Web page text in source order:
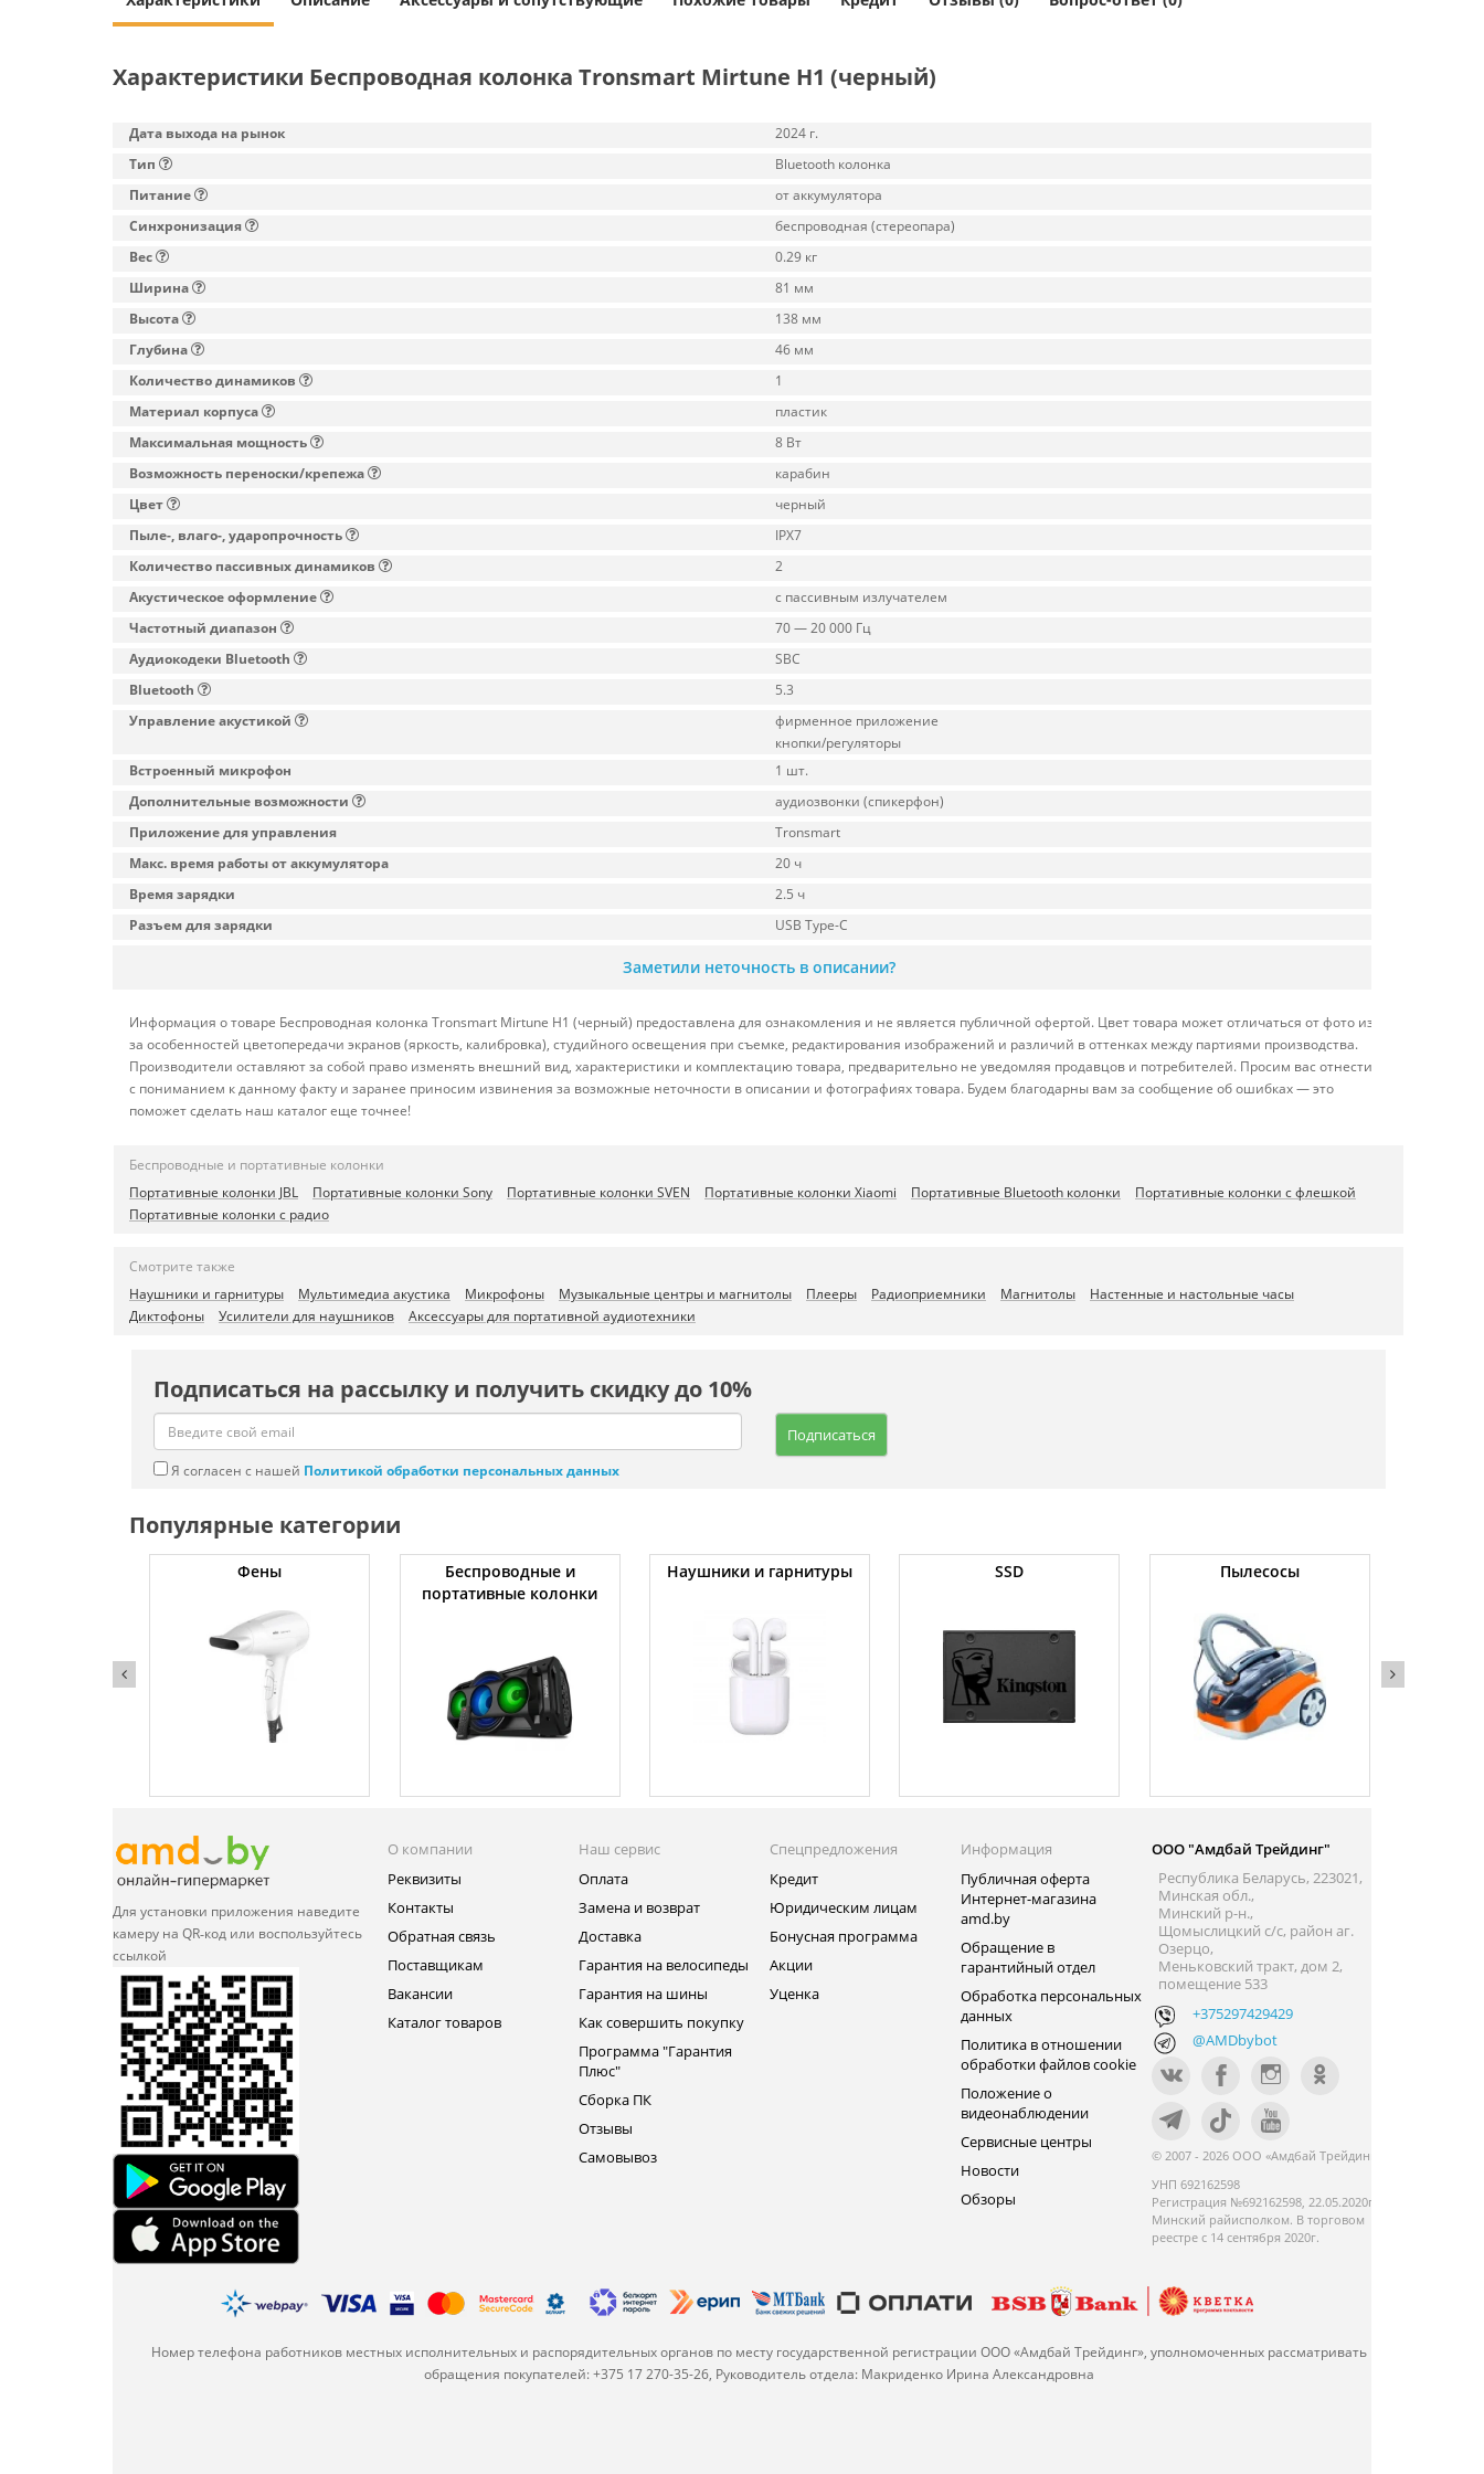
Характеристики Беспроводная колонка Tronsmart Mirtune H1 (черный)
Дата выхода на рынок
2024 г.
Тип
Bluetooth колонка
Питание
от аккумулятора
Синхронизация
беспроводная (стереопара)
Вес
0.29 кг
Ширина
81 мм
Высота
138 мм
Глубина
46 мм
Количество динамиков
1
Материал корпуса
пластик
Максимальная мощность
8 Вт
Возможность переноски/крепежа
карабин
Цвет
черный
Пыле-, влаго-, ударопрочность
IPX7
Количество пассивных динамиков
2
Акустическое оформление
с пассивным излучателем
Частотный диапазон
70 — 20 000 Гц
Аудиокодеки Bluetooth
SBC
Bluetooth
5.3
Управление акустикой
фирменное приложение
кнопки/регуляторы
Встроенный микрофон
1 шт.
Дополнительные возможности
аудиозвонки (спикерфон)
Приложение для управления
Tronsmart
Макс. время работы от аккумулятора
20 ч
Время зарядки
2.5 ч
Разъем для зарядки
USB Type-C
Заметили неточность в описании?
Информация о товаре Беспроводная колонка Tronsmart Mirtune H1 (черный) предоставлена для ознакомления и не является публичной офертой. Цвет товара может отличаться от фото из-
за особенностей цветопередачи экранов (яркость, калибровка), студийного освещения при съемке, редактирования изображений и различий в оттенках между партиями производства.
Производители оставляют за собой право изменять внешний вид, характеристики и комплектацию товара, предварительно не уведомляя продавцов и потребителей. Просим вас отнестись
с пониманием к данному факту и заранее приносим извинения за возможные неточности в описании и фотографиях товара. Будем благодарны вам за сообщение об ошибках — это
поможет сделать наш каталог еще точнее!
Беспроводные и портативные колонки
Портативные колонки JBL
Портативные колонки Sony Портативные колонки SVEN Портативные колонки Xiaomi Портативные Bluetooth колонки
Портативные колонки с флешкой
Портативные колонки с радио
Смотрите также
Наушники и гарнитуры
Мультимедиа акустика Микрофоны Музыкальные центры и магнитолы Плееры Радиоприемники Магнитолы
Настенные и настольные часы
Диктофоны
Усилители для наушников Аксессуары для портативной аудиотехники
Подписаться на рассылку и получить скидку до 10%
Подписаться
Я согласен с нашей Политикой обработки персональных данных
Популярные категории
Фены
Беспроводные и
портативные колонки
Наушники и гарнитуры SSD Пылесосы
Для установки приложения наведите
камеру на QR‑код или воспользуйтесь
ссылкой
О компании
Реквизиты
Контакты
Обратная связь
Поставщикам
Вакансии
Каталог товаров
Наш сервис
Оплата
Замена и возврат
Доставка
Гарантия на велосипеды
Гарантия на шины
Как совершить покупку
Программа "Гарантия
Плюс"
Сборка ПК
Отзывы
Самовывоз
Спецпредложения
Кредит
Юридическим лицам
Бонусная программа
Акции
Уценка
Информация
Публичная оферта
Интернет-магазина
amd.by
Обращение в
гарантийный отдел
Обработка персональных
данных
Политика в отношении
обработки файлов cookie
Положение о
видеонаблюдении
Сервисные центры
Новости
Обзоры
ООО "Амдбай Трейдинг"
Республика Беларусь, 223021,
Минская обл.,
Минский р-н.,
Щомыслицкий с/с, район аг.
Озерцо,
Меньковский тракт, дом 2,
помещение 533
+375297429429
@AMDbybot
© 2007 - 2026 ООО «Амдбай Трейдинг»
УНП 692162598
Регистрация №692162598, 22.05.2020г.
Минский райисполком. В торговом
реестре с 14 сентября 2020г.
Номер телефона работников местных исполнительных и распорядительных органов по месту государственной регистрации ООО «Амдбай Трейдинг», уполномоченных рассматривать
обращения покупателей: +375 17 270-35-26, Руководитель отдела: Макриденко Ирина Александровна